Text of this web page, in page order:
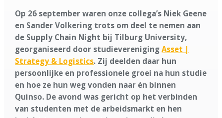
Op 26 september waren onze collega’s Niek Geene
en Sander Volkering trots om deel te nemen aan
de Supply Chain Night bij Tilburg University,
georganiseerd door studieverenigingAsset |
Strategy & Logistics. Zij deelden daar hun
persoonlijke en professionele groei na hun studie
en hoe ze hun weg vonden naar én binnen
Quinso. De avond was gericht op het verbinden
van studenten met de arbeidsmarkt en hen